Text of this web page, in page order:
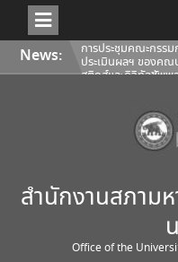
Skip
content
News:
การประชุมคณะกรร
ประเมินผลฯ ของคณ
สติกส์และดิจิทัลซัพพ
1/2569
ครั้งที่ 350 (8/2569)
สิงหาคม 2569
การประชุมคณะกรร
ประเมินผลฯ ของค
สำนักงานสภาม
Office of the